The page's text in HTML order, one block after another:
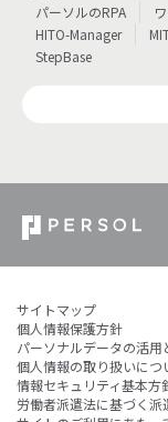
パーソルのRPA
HITO-Manager
StepBase
サイトマップ
個人情報保護方針
パーソナルデータの活
個人情報の取り扱いにつ
情報セキュリティ基本方
労働者派遣法に基づく派